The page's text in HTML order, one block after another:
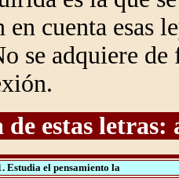
en cuenta esas
se adquiere
estas letras:
Estudia el pensamiento la